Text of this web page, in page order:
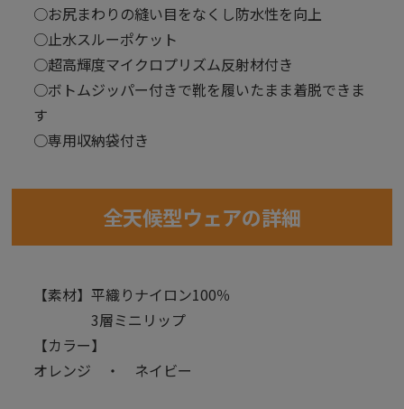
○お尻まわりの縫い目をなくし防水性を向上
○止水スルーポケット
○超高輝度マイクロプリズム反射材付き
○ボトムジッパー付きで靴を履いたまま着脱できま
す
○専用収納袋付き
全天候型ウェアの詳細
【素材】平織りナイロン100％
3層ミニリップ
【カラー】
オレンジ ・ ネイビー